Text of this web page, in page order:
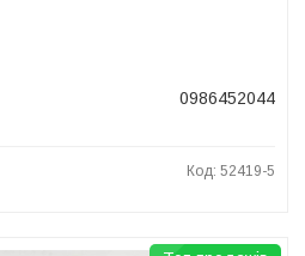
0986452044
Код: 52419-5